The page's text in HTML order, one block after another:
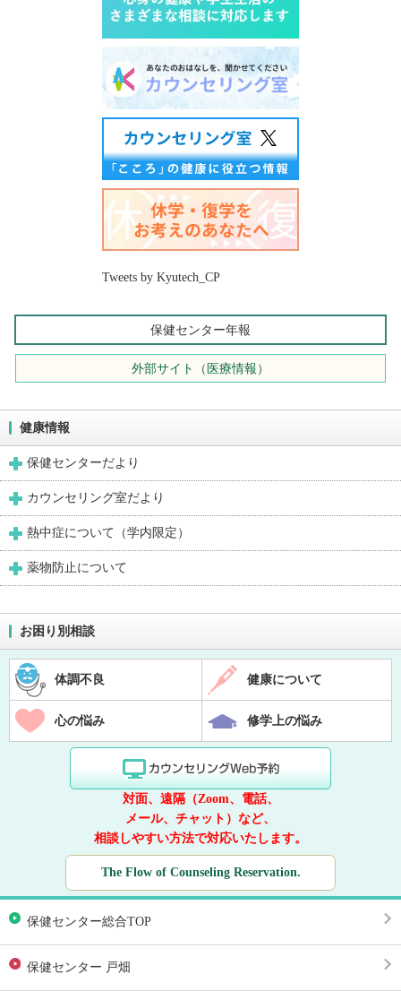
Tweets by Kyutech_CP
保健センター年報
外部サイト（医療情報）
健康情報
保健センターだより
カウンセリング室だより
熱中症について（学内限定）
薬物防止について
お困り別相談
体調不良 健康について
心の悩み 修学上の悩み
対面、遠隔（Zoom、電話、
メール、チャット）など、
相談しやすい方法で対応いたします。
The Flow of Counseling Reservation.
保健センター総合TOP
保健センター 戸畑